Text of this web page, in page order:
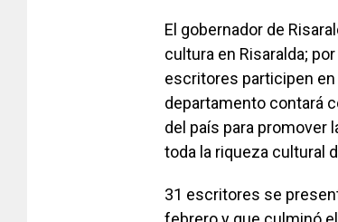
El gobernador de
cultura en Risaralda;
escritores participen en
departamento contará
del país para promover
toda la riqueza cultural
31 escritores se